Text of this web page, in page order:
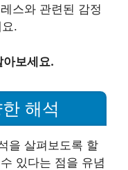
스와 관련된 감정
.
아보세요.
해석
을 살펴보도록 할
있다는 점을 유념